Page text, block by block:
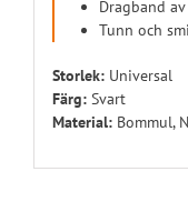
Dragband
Tunn och
Storlek: Universal
Färg:Svart
Material:Bommul,